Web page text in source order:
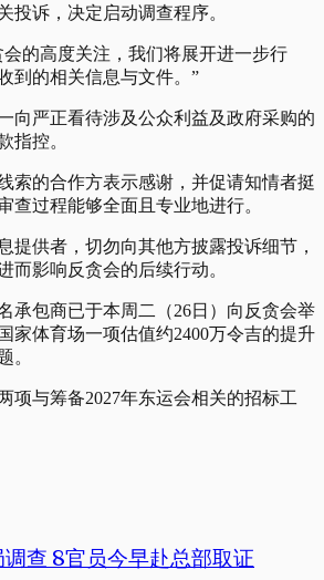
投诉，决定启动调查程序。
的高度关注，我们将展开进一步行
到的相关信息与文件。”
向严正看待涉及公众利益及政府采购的
指控。
索的合作方表示感谢，并促请知情者挺
查过程能够全面且专业地进行。
提供者，切勿向其他方披露投诉细节，
而影响反贪会的后续行动。
承包商已于本周二（26日）向反贪会举
家体育场一项估值约2400万令吉的提升
。
项与筹备2027年东运会相关的招标工
查 8官员今早赴总部取证